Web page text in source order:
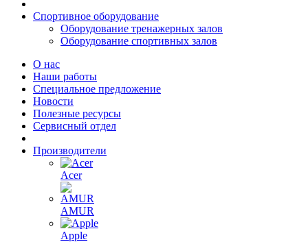
Спортивное оборудование
Оборудование тренажерных залов
Оборудование спортивных залов
О нас
Наши работы
Специальное предложение
Новости
Полезные ресурсы
Сервисный отдел
Производители
Acer
AMUR
Apple